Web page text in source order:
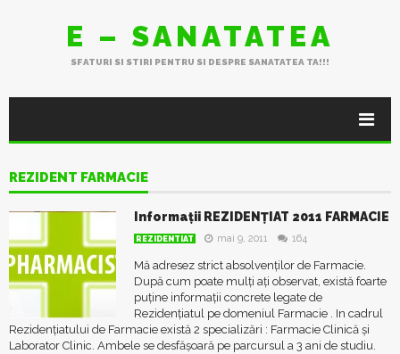
E – SANATATEA
SFATURI SI STIRI PENTRU SI DESPRE SANATATEA TA!!!
REZIDENT FARMACIE
Informații REZIDENȚIAT 2011 FARMACIE
REZIDENTIAT mai 9, 2011 164
Mă adresez strict absolvenților de Farmacie.
După cum poate mulți ați observat, există foarte
puține informații concrete legate de
Rezidențiatul pe domeniul Farmacie . In cadrul
Rezidențiatului de Farmacie există 2 specializări : Farmacie Clinică și
Laborator Clinic. Ambele se desfășoară pe parcursul a 3 ani de studiu.